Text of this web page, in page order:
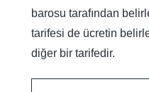
barosu tarafından
tarifesi de ücretin
diğer bir tarifedir.